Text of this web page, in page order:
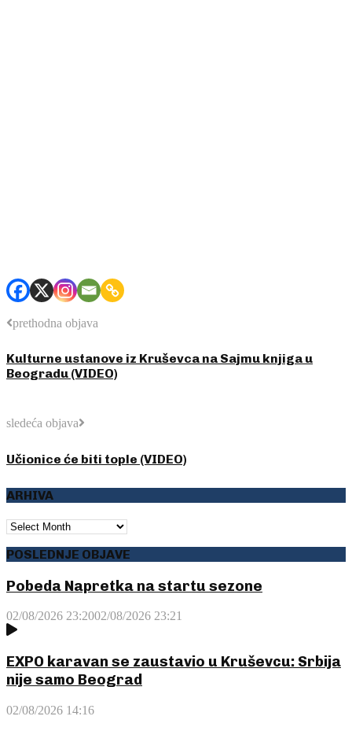
prethodna objava
Kulturne ustanove iz Kruševca na Sajmu knjiga u
Beogradu (VIDEO)
sledeća objava
Učionice će biti tople (VIDEO)
ARHIVA
ARHIVA
POSLEDNJE OBJAVE
Pobeda Napretka na startu sezone
02/08/2026 23:2002/08/2026 23:21
EXPO karavan se zaustavio u Kruševcu: Srbija
nije samo Beograd
02/08/2026 14:16